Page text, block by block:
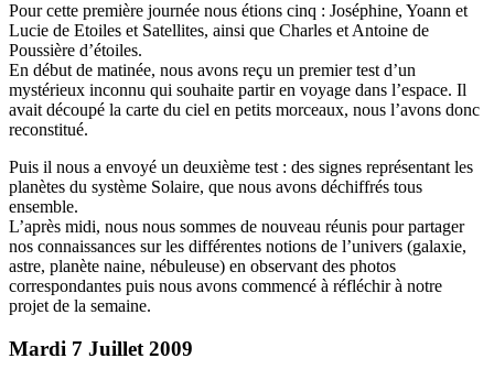
Pour cette première journée nous étions cinq : Joséphine, Yoann et
Lucie de Etoiles et Satellites, ainsi que Charles et Antoine de
Poussière d’étoiles.
En début de matinée, nous avons reçu un premier test d’un
mystérieux inconnu qui souhaite partir en voyage dans l’espace. Il
avait découpé la carte du ciel en petits morceaux, nous l’avons donc
reconstitué.
Puis il nous a envoyé un deuxième test : des signes représentant les
planètes du système Solaire, que nous avons déchiffrés tous
ensemble.
L’après midi, nous nous sommes de nouveau réunis pour partager
nos connaissances sur les différentes notions de l’univers (galaxie,
astre, planète naine, nébuleuse) en observant des photos
correspondantes puis nous avons commencé à réfléchir à notre
projet de la semaine.
Mardi 7 Juillet 2009